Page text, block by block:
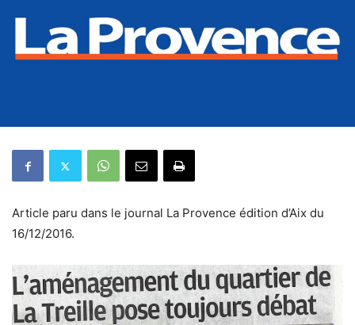
Article paru dans le journal La Provence édition d’Aix du
16/12/2016.